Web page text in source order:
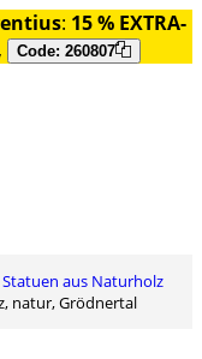
: 15 % EXTRA-
Code: 260807
Statuen aus Naturholz
natur, Grödnertal